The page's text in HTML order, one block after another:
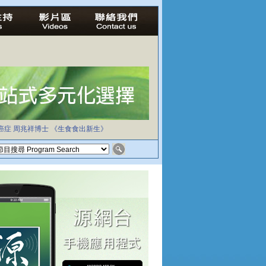
症 周兆祥博士 《生食食出新生》